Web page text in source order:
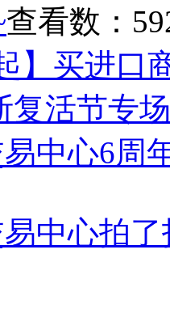
查看数：
】买进口
复活节专
中心6周
中心拍